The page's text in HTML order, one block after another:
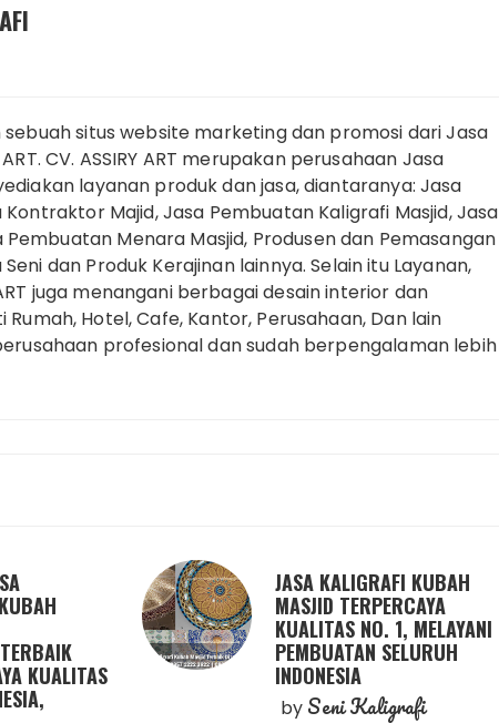
situs website marketing dan promosi dari Jasa
CV. ASSIRY ART merupakan perusahaan Jasa
layanan produk dan jasa, diantaranya: Jasa
Kontraktor Majid, Jasa Pembuatan Kaligrafi Masjid, Jasa
Pembuatan Menara Masjid, Produsen dan Pemasangan
dan Produk Kerajinan lainnya. Selain itu Layanan,
juga menangani berbagai desain interior dan
Hotel, Cafe, Kantor, Perusahaan, Dan lain
perusahaan profesional dan sudah berpengalaman lebih
KUALITAS
JASA KALIGRAFI KUBAH
MASJID TERPERCAYA
KUALITAS NO. 1, MELAYANI
PEMBUATAN SELURUH
INDONESIA
by Seni Kaligrafi